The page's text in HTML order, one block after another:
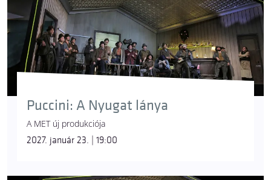
Puccini: A Nyugat lánya
A MET új produkciója
2027. január 23. | 19:00